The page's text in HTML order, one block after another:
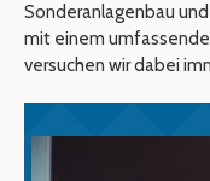
Sonderanlagenbau
mit einem
versuchen wir dabei